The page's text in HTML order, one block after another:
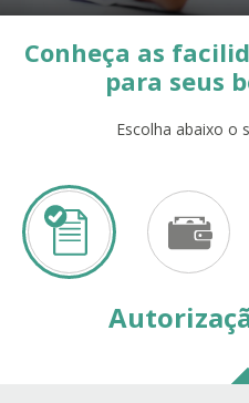
Conheça as
para seus
Escolha abaixo o